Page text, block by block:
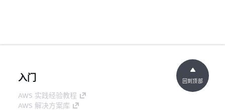
入门
AWS 实践经验教程
AWS 解决方案库
回到顶部